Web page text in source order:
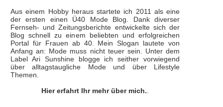
Aus einem Hobby heraus startete ich 2011 als eine
der ersten einen Ü40 Mode Blog. Dank diverser
Fernseh- und Zeitungsberichte entwickelte sich der
Blog schnell zu einem beliebten und erfolgreichen
Portal für Frauen ab 40. Mein Slogan lautete von
Anfang an: Mode muss nicht teuer sein. Unter dem
Label Ari Sunshine blogge ich seither vorwiegend
über alltagstaugliche Mode und über Lifestyle
Themen.
Hier erfahrt Ihr mehr über mich.